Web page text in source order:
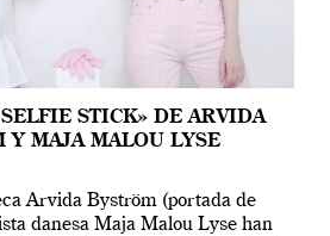
STICK» DE ARVIDA
Y MAJA MALOU LYSE
Arvida Byström (portada de
danesa Maja Malou Lyse han